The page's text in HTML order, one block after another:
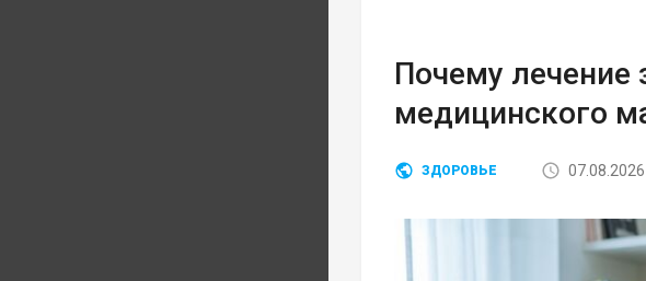
Почему лечение
медицинского
ЗДОРОВЬЕ